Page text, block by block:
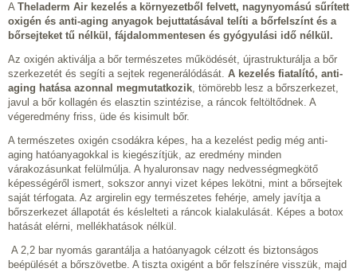
A Theladerm Air kezelés a környezetből felvett, nagynyomású sűrített
oxigén és anti-aging anyagok bejuttatásával telíti a bőrfelszínt és a
bőrsejteket tű nélkül, fájdalommentesen és gyógyulási idő nélkül.
Az oxigén aktiválja a bőr természetes működését, újrastrukturálja a bőr
szerkezetét és segíti a sejtek regenerálódását. A kezelés fiatalító, anti-
aging hatása azonnal megmutatkozik, tömörebb lesz a bőrszerkezet,
javul a bőr kollagén és elasztin szintézise, a ráncok feltöltődnek. A
végeredmény friss, üde és kisimult bőr.
A természetes oxigén csodákra képes, ha a kezelést pedig még anti-
aging hatóanyagokkal is kiegészítjük, az eredmény minden
várakozásunkat felülmúlja. A hyaluronsav nagy nedvességmegkötő
képességéről ismert, sokszor annyi vizet képes lekötni, mint a bőrsejtek
saját térfogata. Az argirelin egy természetes fehérje, amely javítja a
bőrszerkezet állapotát és késlelteti a ráncok kialakulását. Képes a botox
hatását elérni, mellékhatások nélkül.
A 2,2 bar nyomás garantálja a hatóanyagok célzott és biztonságos
beépülését a bőrszövetbe. A tiszta oxigént a bőr felszínére visszük, majd